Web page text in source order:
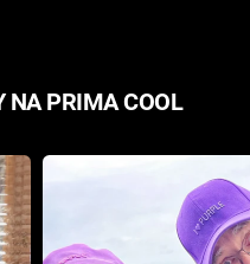
NA PRIMA COOL